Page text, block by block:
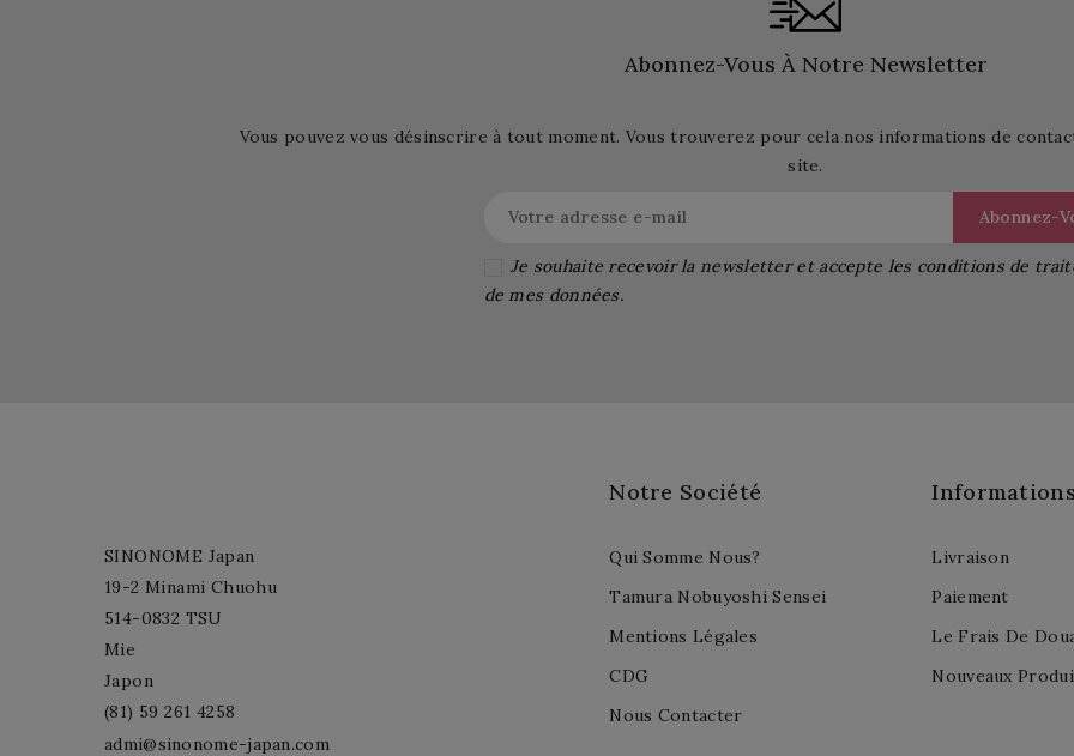
Abonnez-Vous À Notre Newsletter
Vous pouvez vous désinscrire à tout moment. Vous trouverez pour cela nos informations de
site.
Je souhaite recevoir la newsletter et accepte les conditions de
de mes données.
Informations
Livraison
Paiement
Le Frais De
Nouveaux
Notre Société
Qui Somme Nous?
Tamura Nobuyoshi Sensei
Mentions Légales
CDG
Nous Contacter
SINONOME Japan
19-2 Minami Chuohu
514-0832 TSU
Mie
Japon
(81) 59 261 4258
admi@sinonome-japan.com